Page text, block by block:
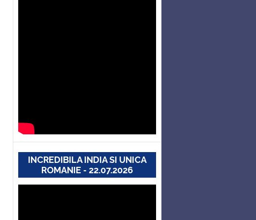
INCREDIBILA INDIA SI UNICA
ROMANIE - 22.07.2026